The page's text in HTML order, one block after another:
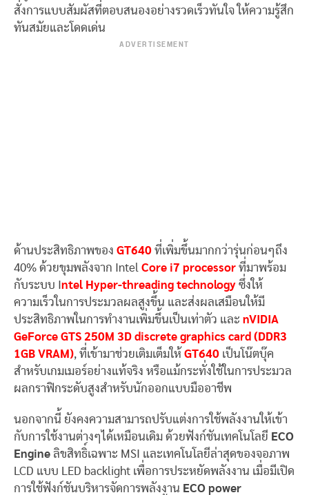
สั่งการแบบสัมผัสที่ตอบสนองอย่างรวดเร็วทันใจ ให้ความรู้สึก
ทันสมัยและโดดเด่น
ADVERTISEMENT
ด้านประสิทธิภาพของ GT640 ที่เพิ่มขึ้นมากกว่ารุ่นก่อนๆถึง
40% ด้วยขุมพลังจาก Intel Core i7 processor ที่มาพร้อม
กับระบบ I ntel Hyper-threading technology ซึ่งให้
ความเร็วในการประมวลผลสูงขึ้น และส่งผลเสมือนให้มี
ประสิทธิภาพในการทำงานเพิ่มขึ้นเป็นเท่าตัว และ nVIDIA
GeForce GTS 250M 3D discrete graphics card (DDR3
1GB VRAM), ที่เข้ามาช่วยเติมเต็มให้ GT640 เป็นโน๊ตบุ๊ค
สำหรับเกมเมอร์อย่างแท้จริง หรือแม้กระทั่งใช้ในการประมวล
ผลกราฟิกระดับสูงสำหรับนักออกแบบมืออาชีพ
นอกจากนี้ ยังคงความสามารถปรับแต่งการใช้พลังงานให้เข้า
กับการใช้งานต่างๆได้เหมือนเดิม ด้วยฟังก์ชันเทคโนโลยี ECO
Engine ลิขสิทธิ์เฉพาะ MSI และเทคโนโลยีล่าสุดของจอภาพ
LCD แบบ LED backlight เพื่อการประหยัดพลังงาน เมื่อมีเปิด
การใช้ฟังก์ชันบริหารจัดการพลังงาน ECO power